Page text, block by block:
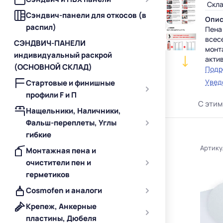
Сэндвич-панели для откосов (в
распил)
СЭНДВИЧ-ПАНЕЛИ
индивидуальный раскрой
(ОСНОВНОЙ СКЛАД)
Стартовые и финишные
профили F и П
Нащельники, Наличники,
Фальш-переплеты, Углы
гибкие
Монтажная пена и
очистители пен и
герметиков
Cosmofen и аналоги
Крепеж, Анкерные
пластины, Дюбеля
•
•
•
•
•
•
•
•
•
С